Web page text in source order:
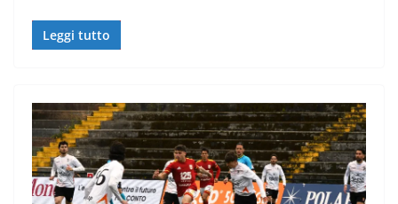
Leggi tutto